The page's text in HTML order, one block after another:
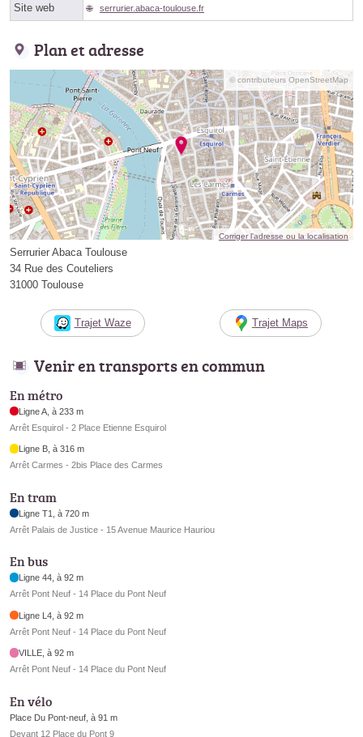
Site web serrurier.abaca-toulouse.fr
Plan et adresse
© contributeurs OpenStreetMap
Corriger l’adresse ou la localisation
Serrurier Abaca Toulouse
34 Rue des Couteliers
31000 Toulouse
Trajet Waze Trajet Maps
Venir en transports en commun
En métro
Ligne A, à 233 m
Arrêt Esquirol - 2 Place Etienne Esquirol
Ligne B, à 316 m
Arrêt Carmes - 2bis Place des Carmes
En tram
Ligne T1, à 720 m
Arrêt Palais de Justice - 15 Avenue Maurice Hauriou
En bus
Ligne 44, à 92 m
Arrêt Pont Neuf - 14 Place du Pont Neuf
Ligne L4, à 92 m
Arrêt Pont Neuf - 14 Place du Pont Neuf
VILLE, à 92 m
Arrêt Pont Neuf - 14 Place du Pont Neuf
En vélo
Place Du Pont-neuf, à 91 m
Devant 12 Place du Pont 9